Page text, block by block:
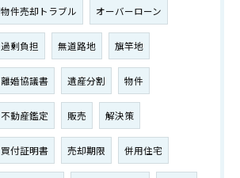
物件売却トラブル オーバーローン
過剰負担 無道路地 旗竿地
離婚協議書 遺産分割 物件
不動産鑑定 販売 解決策
買付証明書 売却期限 併用住宅